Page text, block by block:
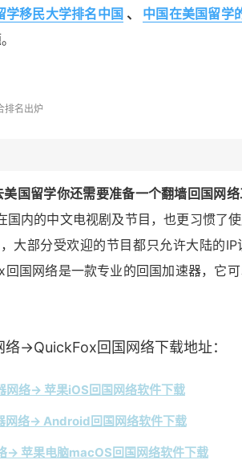
学移民大学排名中国 、 中国在美国留学
排名出炉
国留学你还需要准备一个翻墙回国网络
内的中文电视剧及节目，也更习惯了
大部分受欢迎的节目都只允许大陆的
国网络是一款专业的回国加速器，它
络→QuickFox回国网络下载地址：
网络→ 苹果iOS回国网络软件下载
网络→ Android回国网络软件下载
→ 苹果电脑macOS回国网络软件下载